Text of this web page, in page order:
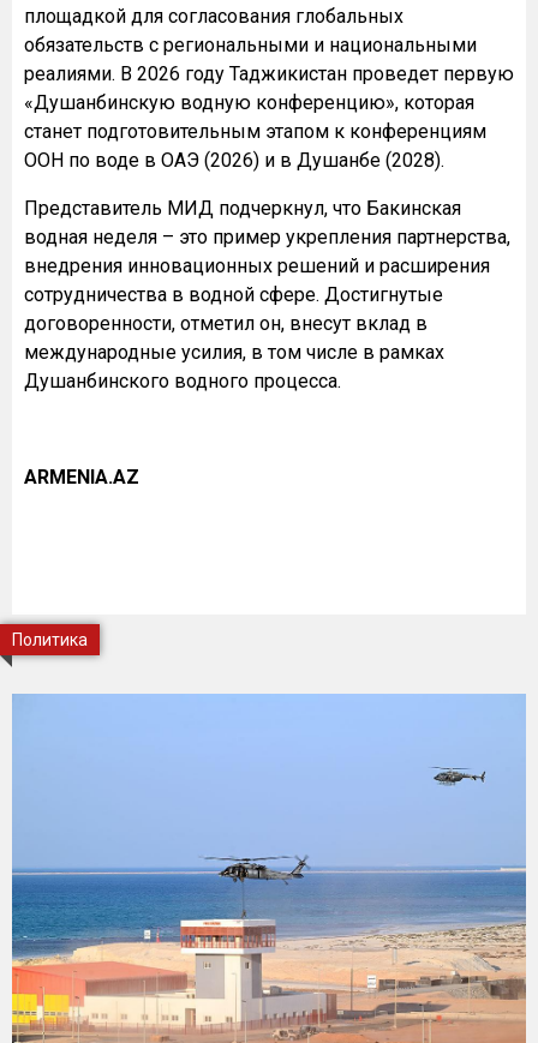
площадкой для согласования глобальных
обязательств с региональными и национальными
реалиями. В 2026 году Таджикистан проведет первую
«Душанбинскую водную конференцию», которая
станет подготовительным этапом к конференциям
ООН по воде в ОАЭ (2026) и в Душанбе (2028).
Представитель МИД подчеркнул, что Бакинская
водная неделя – это пример укрепления партнерства,
внедрения инновационных решений и расширения
сотрудничества в водной сфере. Достигнутые
договоренности, отметил он, внесут вклад в
международные усилия, в том числе в рамках
Душанбинского водного процесса.
ARMENIA.AZ
Политика